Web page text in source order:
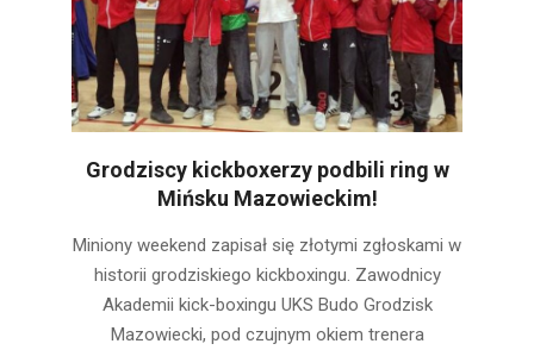
Grodziscy kickboxerzy podbili ring w
Mińsku Mazowieckim!
01-
Miniony weekend zapisał się złotymi zgłoskami w
historii grodziskiego kickboxingu. Zawodnicy
Akademii kick-boxingu UKS Budo Grodzisk
Mazowiecki, pod czujnym okiem trenera